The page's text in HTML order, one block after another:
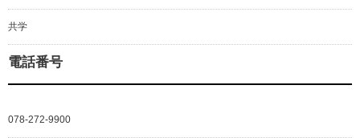
共学
電話番号
078-272-9900